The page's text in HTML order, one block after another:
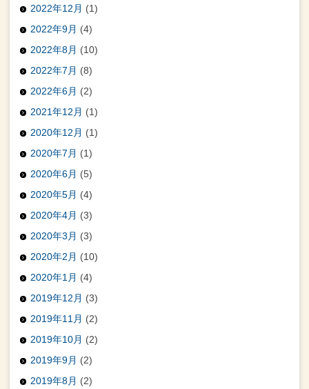
2022年12月 (1)
2022年9月 (4)
2022年8月 (10)
2022年7月 (8)
2022年6月 (2)
2021年12月 (1)
2020年12月 (1)
2020年7月 (1)
2020年6月 (5)
2020年5月 (4)
2020年4月 (3)
2020年3月 (3)
2020年2月 (10)
2020年1月 (4)
2019年12月 (3)
2019年11月 (2)
2019年10月 (2)
2019年9月 (2)
2019年8月 (2)